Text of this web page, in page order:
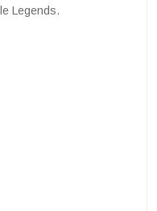
Legends.